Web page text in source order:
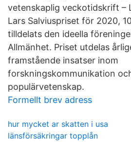
vetenskaplig veckotidskrift –
Lars Salviuspriset för 2020,
tilldelats den ideella
Allmänhet. Priset utdelas
framstående insatser inom
forskningskommunikation
populärvetenskap.
Formellt brev adress
hur mycket ar skatten i usa
länsförsäkringar topplån